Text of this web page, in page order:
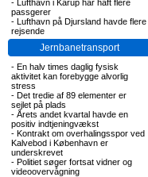
- Lufthavn i Karup har haft flere
passgerer
- Lufthavn på Djursland havde flere
rejsende
Jernbanetransport
- En halv times daglig fysisk
aktivitet kan forebygge alvorlig
stress
- Det tredie af 89 elementer er
sejlet på plads
- Årets andet kvartal havde en
positiv indtjeningvækst
- Kontrakt om overhalingsspor ved
Kalvebod i København er
underskrevet
- Politiet søger fortsat vidner og
videoovervågning